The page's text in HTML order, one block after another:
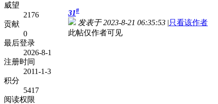
威望
2176
贡献
0
最后登录
2026-8-1
注册时间
2011-1-3
积分
5417
阅读权限
31#
发表于 2023-8-21 06:35:53 |只看该作者
此帖仅作者可见